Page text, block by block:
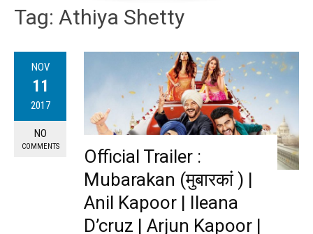
Tag: Athiya Shetty
NOV
11
2017
NO
COMMENTS
Official Trailer :
Mubarakan (मुबारकां ) |
Anil Kapoor | Ileana
D’cruz | Arjun Kapoor |